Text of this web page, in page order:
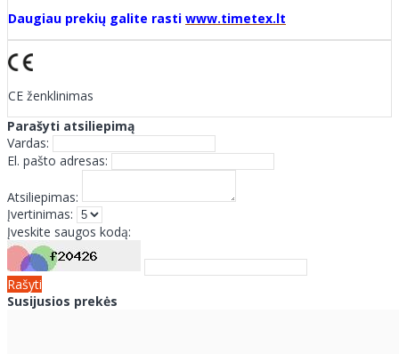
Daugiau prekių galite rasti www.timetex.lt
CE ženklinimas
Parašyti atsiliepimą
Vardas:
El. pašto adresas:
Atsiliepimas:
Įvertinimas:
Įveskite saugos kodą:
Rašyti
Susijusios prekės